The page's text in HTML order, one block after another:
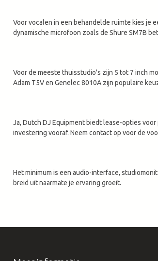
Voor vocalen in een behandelde ruimte kies je
dynamische microfoon zoals de Shure SM7B
Voor de meeste thuisstudio's zijn 5 tot 7 inch
Adam T5V en Genelec 8010A zijn populaire
Ja, Dutch DJ Equipment biedt lease-opties
investering vooraf. Neem contact op voor de
Het minimum is een audio-interface,
breid uit naarmate je ervaring groeit.